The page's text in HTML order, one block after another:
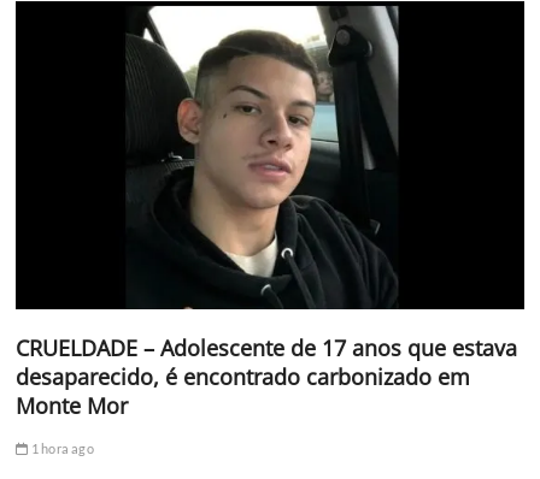
CRUELDADE – Adolescente de 17 anos que estava
desaparecido, é encontrado carbonizado em
Monte Mor
1 hora ago